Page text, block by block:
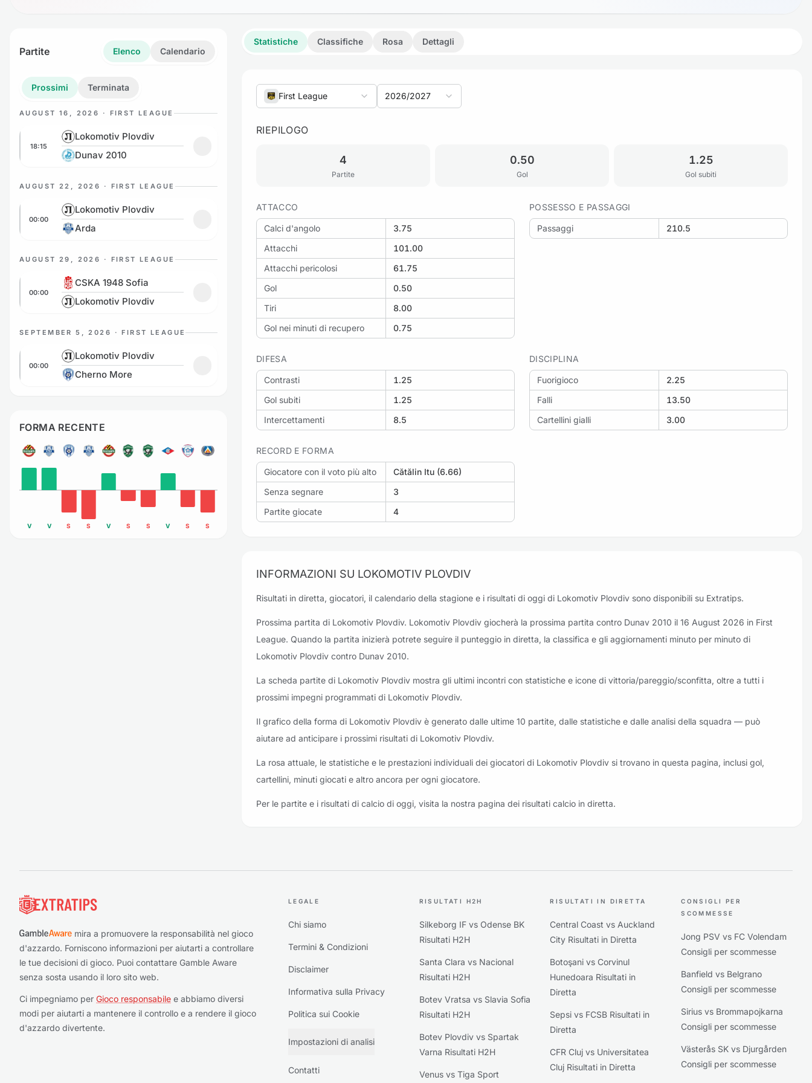
Partite Elenco Calendario
Prossimi Terminata
AUGUST 16, 2026 · FIRST LEAGUE
Lokomotiv Plovdiv vs Dunav 2010
18:15
Lokomotiv Plovdiv
Dunav 2010
AUGUST 22, 2026 · FIRST LEAGUE
Lokomotiv Plovdiv vs Arda
00:00
Lokomotiv Plovdiv
Arda
Aggiungi ai preferiti: Lokomotiv Plovdiv vs Arda
AUGUST 29, 2026 · FIRST LEAGUE
CSKA 1948 Sofia vs Lokomotiv Plovdiv
00:00
CSKA 1948 Sofia
Lokomotiv Plovdiv
Aggiungi ai preferiti: CSKA 1948 Sofia vs Lokomotiv Plovdiv
SEPTEMBER 5, 2026 · FIRST LEAGUE
Lokomotiv Plovdiv vs Cherno More
00:00
Lokomotiv Plovdiv
Cherno More
Aggiungi ai preferiti: Lokomotiv Plovdiv vs Cherno More
FORMA RECENTE
V V S S V S S V S S
Statistiche Classifiche Rosa Dettagli
First League 2026/2027
RIEPILOGO
4
Partite
0.50
Gol
1.25
Gol subiti
ATTACCO
Calci d'angolo
3.75
Attacchi
101.00
Attacchi pericolosi
61.75
Gol
0.50
Tiri
8.00
Gol nei minuti di recupero
0.75
POSSESSO E PASSAGGI
Passaggi 210.5
DIFESA
Contrasti
1.25
Gol subiti
1.25
Intercettamenti
8.5
DISCIPLINA
Fuorigioco
2.25
Falli
13.50
Cartellini gialli
3.00
RECORD E FORMA
Giocatore con il voto più alto
Cătălin Itu (6.66)
Senza segnare
3
Partite giocate
4
INFORMAZIONI SU LOKOMOTIV PLOVDIV
Risultati in diretta, giocatori, il calendario della stagione e i risultati di oggi di Lokomotiv Plovdiv sono disponibili su Extratips.
Prossima partita di Lokomotiv Plovdiv. Lokomotiv Plovdiv giocherà la prossima partita contro Dunav 2010 il 16 August 2026 in First
League. Quando la partita inizierà potrete seguire il punteggio in diretta, la classifica e gli aggiornamenti minuto per minuto di
Lokomotiv Plovdiv contro Dunav 2010.
La scheda partite di Lokomotiv Plovdiv mostra gli ultimi incontri con statistiche e icone di vittoria/pareggio/sconfitta, oltre a tutti i
prossimi impegni programmati di Lokomotiv Plovdiv.
Il grafico della forma di Lokomotiv Plovdiv è generato dalle ultime 10 partite, dalle statistiche e dalle analisi della squadra — può
aiutare ad anticipare i prossimi risultati di Lokomotiv Plovdiv.
La rosa attuale, le statistiche e le prestazioni individuali dei giocatori di Lokomotiv Plovdiv si trovano in questa pagina, inclusi gol,
cartellini, minuti giocati e altro ancora per ogni giocatore.
Per le partite e i risultati di calcio di oggi, visita la nostra pagina dei risultati calcio in diretta.
mira a promuovere la responsabilità nel gioco
d'azzardo. Forniscono informazioni per aiutarti a controllare
le tue decisioni di gioco. Puoi contattare Gamble Aware
senza sosta usando il loro sito web.
Ci impegniamo per Gioco responsabile e abbiamo diversi
modi per aiutarti a mantenere il controllo e a rendere il gioco
d'azzardo divertente.
LEGALE
Chi siamo
Termini & Condizioni
Disclaimer
Informativa sulla Privacy
Politica sui Cookie
Impostazioni di analisi
Contatti
RISULTATI H2H
Silkeborg IF vs Odense BK
Risultati H2H
Santa Clara vs Nacional
Risultati H2H
Botev Vratsa vs Slavia Sofia
Risultati H2H
Botev Plovdiv vs Spartak
Varna Risultati H2H
Venus vs Tiga Sport
RISULTATI IN DIRETTA
Central Coast vs Auckland
City Risultati in Diretta
Botoşani vs Corvinul
Hunedoara Risultati in
Diretta
Sepsi vs FCSB Risultati in
Diretta
CFR Cluj vs Universitatea
Cluj Risultati in Diretta
CONSIGLI PER
SCOMMESSE
Jong PSV vs FC Volendam
Consigli per scommesse
Banfield vs Belgrano
Consigli per scommesse
Sirius vs Brommapojkarna
Consigli per scommesse
Västerås SK vs Djurgården
Consigli per scommesse